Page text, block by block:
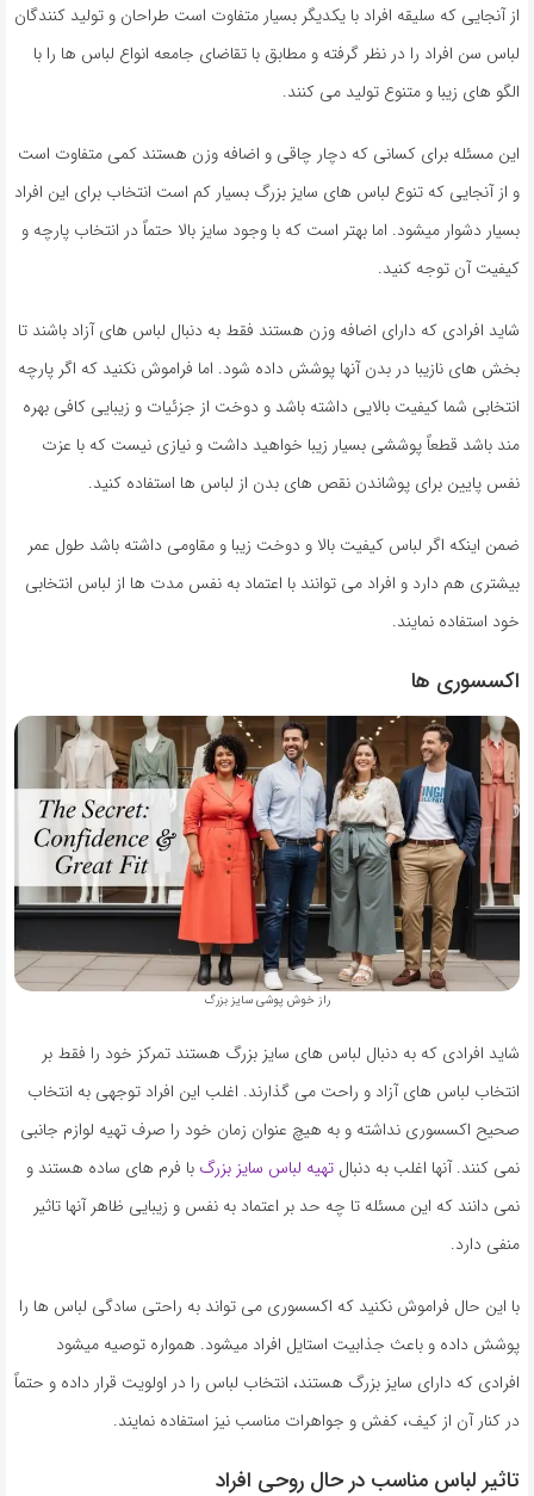
از آنجایی که سلیقه افراد با یکدیگر بسیار متفاوت است طراحان و تولید کنندگان
لباس سن افراد را در نظر گرفته و مطابق با تقاضای جامعه انواع لباس ها را با
الگو های زیبا و متنوع تولید می کنند.
این مسئله برای کسانی که دچار چاقی و اضافه وزن هستند کمی متفاوت است
و از آنجایی که تنوع لباس های سایز بزرگ بسیار کم است انتخاب برای این افراد
بسیار دشوار میشود. اما بهتر است که با وجود سایز بالا حتماً در انتخاب پارچه و
کیفیت آن توجه کنید.
شاید افرادی که دارای اضافه وزن هستند فقط به دنبال لباس های آزاد باشند تا
بخش های نازیبا در بدن آنها پوشش داده شود. اما فراموش نکنید که اگر پارچه
انتخابی شما کیفیت بالایی داشته باشد و دوخت از جزئیات و زیبایی کافی بهره
مند باشد قطعاً پوششی بسیار زیبا خواهید داشت و نیازی نیست که با عزت
نفس پایین برای پوشاندن نقص های بدن از لباس ها استفاده کنید.
ضمن اینکه اگر لباس کیفیت بالا و دوخت زیبا و مقاومی داشته باشد طول عمر
بیشتری هم دارد و افراد می توانند با اعتماد به نفس مدت ها از لباس انتخابی
خود استفاده نمایند.
اکسسوری ها
راز خوش پوشی سایز بزرگ
شاید افرادی که به دنبال لباس های سایز بزرگ هستند تمرکز خود را فقط بر
انتخاب لباس های آزاد و راحت می گذارند. اغلب این افراد توجهی به انتخاب
صحیح اکسسوری نداشته و به هیچ عنوان زمان خود را صرف تهیه لوازم جانبی
نمی کنند. آنها اغلب به دنبال تهیه لباس سایز بزرگ با فرم های ساده هستند و
نمی دانند که این مسئله تا چه حد بر اعتماد به نفس و زیبایی ظاهر آنها تاثیر
منفی دارد.
با این حال فراموش نکنید که اکسسوری می تواند به راحتی سادگی لباس ها را
پوشش داده و باعث جذابیت استایل افراد میشود. همواره توصیه میشود
افرادی که دارای سایز بزرگ هستند، انتخاب لباس را در اولویت قرار داده و حتماً
در کنار آن از کیف، کفش و جواهرات مناسب نیز استفاده نمایند.
تاثیر لباس مناسب در حال روحی افراد